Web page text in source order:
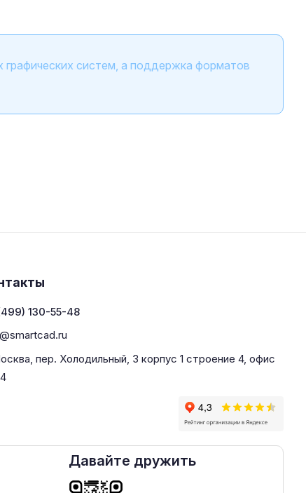
графических систем, а поддержка форматов
130-55-48
пер. Холодильный, 3 корпус 1 строение 4, офис
Давайте дружить